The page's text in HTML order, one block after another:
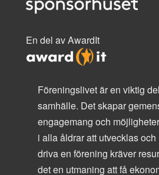
En del av AwardIt
Föreningslivet är en viktig
samhälle. Det skapar
engagemang och
i alla åldrar att utvecklas
driva en förening kräver
det en utmaning att få